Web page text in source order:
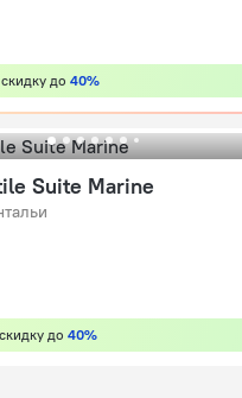
до 40%
Suite Marine
до 40%